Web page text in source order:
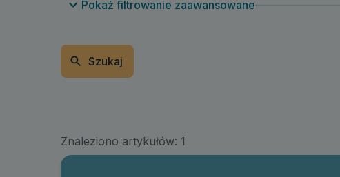
Pokaż filtrowanie zaawansowane
Szukaj
Znaleziono artykułów: 1